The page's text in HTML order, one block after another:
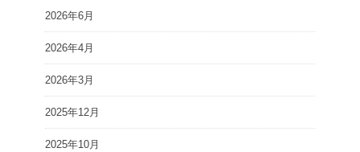
2026年6月
2026年4月
2026年3月
2025年12月
2025年10月